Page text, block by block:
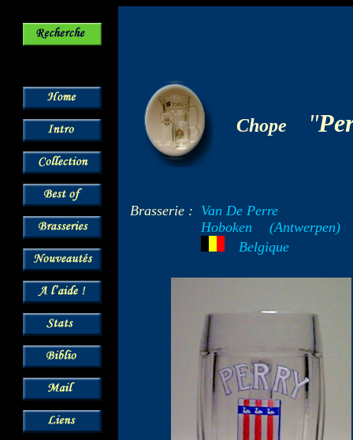
Chope "
Brasserie : Van De Perre
Hoboken
(Antwerpen)
Belgique